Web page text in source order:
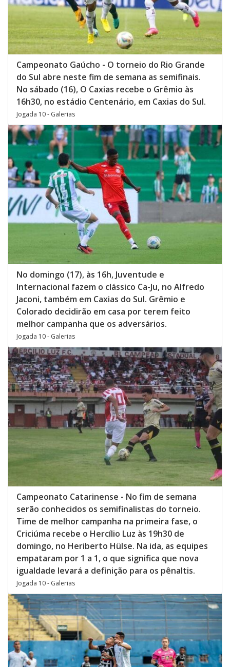
Campeonato Gaúcho - O torneio do Rio Grande
do Sul abre neste fim de semana as semifinais.
No sábado (16), O Caxias recebe o Grêmio às
16h30, no estádio Centenário, em Caxias do Sul.
Jogada 10 - Galerias
No domingo (17), às 16h, Juventude e
Internacional fazem o clássico Ca-Ju, no Alfredo
Jaconi, também em Caxias do Sul. Grêmio e
Colorado decidirão em casa por terem feito
melhor campanha que os adversários.
Jogada 10 - Galerias
Campeonato Catarinense - No fim de semana
serão conhecidos os semifinalistas do torneio.
Time de melhor campanha na primeira fase, o
Criciúma recebe o Hercílio Luz às 19h30 de
domingo, no Heriberto Hülse. Na ida, as equipes
empataram por 1 a 1, o que significa que nova
igualdade levará a definição para os pênaltis.
Jogada 10 - Galerias